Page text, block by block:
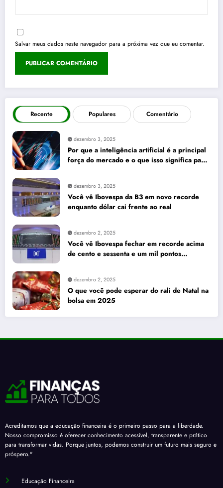
Salvar meus dados neste navegador para a próxima vez que eu comentar.
Recente Populares Comentário
dezembro 3, 2025
Por que a inteligência artificial é a principal
força do mercado e o que isso significa para
dezembro 3, 2025
Você vê Ibovespa da B3 em novo recorde
enquanto dólar cai frente ao real
dezembro 2, 2025
Você vê Ibovespa fechar em recorde acima
de cento e sessenta e um mil pontos
dezembro 2, 2025
O que você pode esperar do rali de Natal na
bolsa em 2025
Acreditamos que a educação financeira é o primeiro passo para a liberdade.
Nosso compromisso é oferecer conhecimento acessível, transparente e prático
para transformar vidas. Porque juntos, podemos construir um futuro mais seguro e
próspero."
Educação Financeira